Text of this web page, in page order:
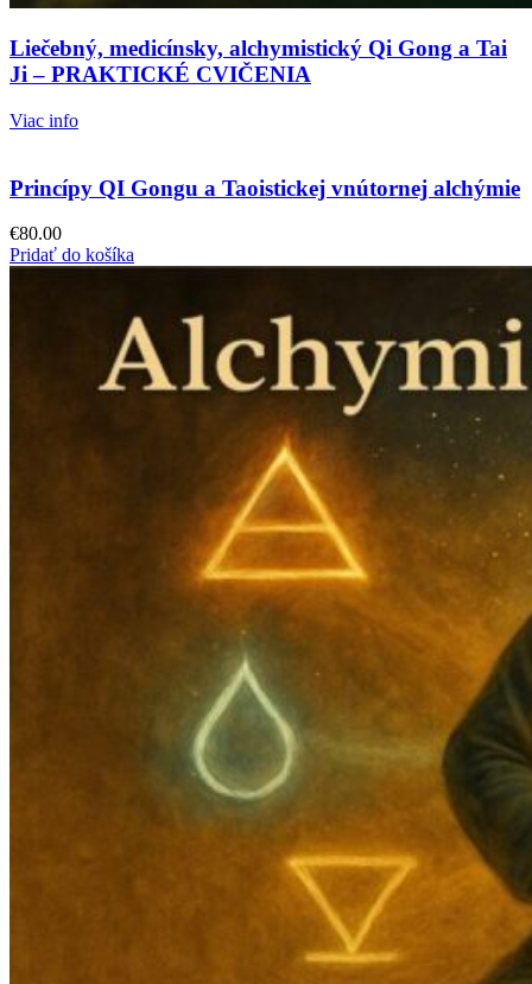
Liečebný, medicínsky, alchymistický Qi Gong a Tai
Ji – PRAKTICKÉ CVIČENIA
Viac info
Princípy QI Gongu a Taoistickej vnútornej alchýmie
€80.00
Pridať do košíka